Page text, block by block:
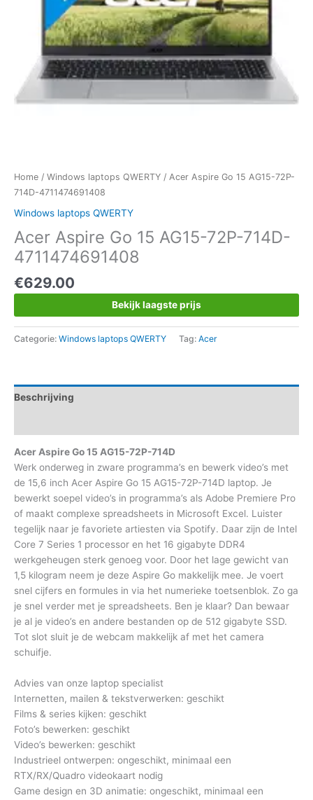
Home / Windows laptops QWERTY / Acer Aspire Go 15 AG15-72P-
714D-4711474691408
Windows laptops QWERTY
Acer Aspire Go 15 AG15-72P-714D-
4711474691408
€629.00
Bekijk laagste prijs
Categorie: Windows laptops QWERTY Tag: Acer
Beschrijving
Acer Aspire Go 15 AG15-72P-714D
Werk onderweg in zware programma’s en bewerk video’s met
de 15,6 inch Acer Aspire Go 15 AG15-72P-714D laptop. Je
bewerkt soepel video’s in programma’s als Adobe Premiere Pro
of maakt complexe spreadsheets in Microsoft Excel. Luister
tegelijk naar je favoriete artiesten via Spotify. Daar zijn de Intel
Core 7 Series 1 processor en het 16 gigabyte DDR4
werkgeheugen sterk genoeg voor. Door het lage gewicht van
1,5 kilogram neem je deze Aspire Go makkelijk mee. Je voert
snel cijfers en formules in via het numerieke toetsenblok. Zo ga
je snel verder met je spreadsheets. Ben je klaar? Dan bewaar
je al je video’s en andere bestanden op de 512 gigabyte SSD.
Tot slot sluit je de webcam makkelijk af met het camera
schuifje.
Advies van onze laptop specialist
Internetten, mailen & tekstverwerken: geschikt
Films & series kijken: geschikt
Foto’s bewerken: geschikt
Video’s bewerken: geschikt
Industrieel ontwerpen: ongeschikt, minimaal een
RTX/RX/Quadro videokaart nodig
Game design en 3D animatie: ongeschikt, minimaal een